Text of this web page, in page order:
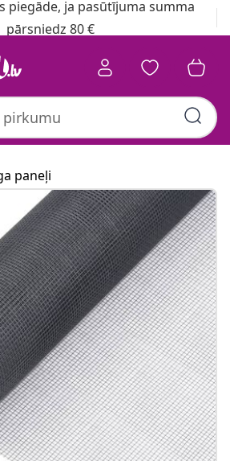
piegāde, ja pasūtījuma summa
pārsniedz 80 €
paneļi